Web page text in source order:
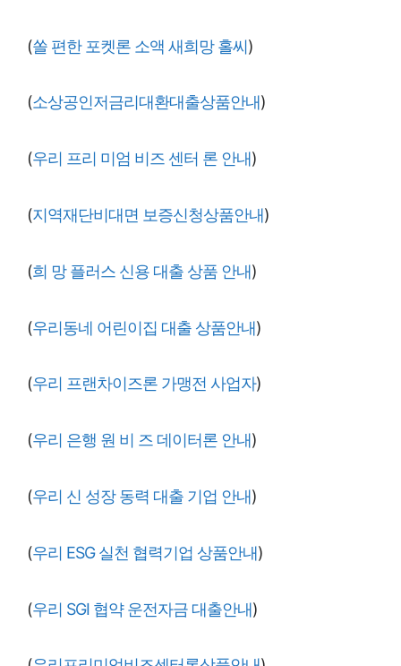
(쏠 편한 포켓론 소액 새희망 홀씨)
(소상공인저금리대환대출상품안내)
(우리 프리 미엄 비즈 센터 론 안내)
(지역재단비대면 보증신청상품안내)
(희 망 플러스 신용 대출 상품 안내)
(우리동네 어린이집 대출 상품안내)
(우리 프랜차이즈론 가맹전 사업자)
(우리 은행 원 비 즈 데이터론 안내)
(우리 신 성장 동력 대출 기업 안내)
(우리 ESG 실천 협력기업 상품안내)
(우리 SGI 협약 운전자금 대출안내)